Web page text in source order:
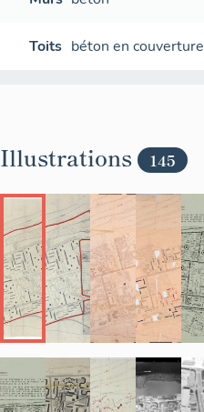
Toits béton en couverture
Illustrations 145